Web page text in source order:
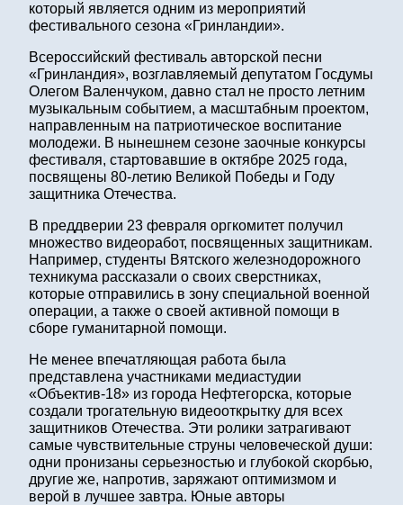
который является одним из мероприятий
фестивального сезона «Гринландии».
Всероссийский фестиваль авторской песни
«Гринландия», возглавляемый депутатом Госдумы
Олегом Валенчуком, давно стал не просто летним
музыкальным событием, а масштабным проектом,
направленным на патриотическое воспитание
молодежи. В нынешнем сезоне заочные конкурсы
фестиваля, стартовавшие в октябре 2025 года,
посвящены 80-летию Великой Победы и Году
защитника Отечества.
В преддверии 23 февраля оргкомитет получил
множество видеоработ, посвященных защитникам.
Например, студенты Вятского железнодорожного
техникума рассказали о своих сверстниках,
которые отправились в зону специальной военной
операции, а также о своей активной помощи в
сборе гуманитарной помощи.
Не менее впечатляющая работа была
представлена участниками медиастудии
«Объектив-18» из города Нефтегорска, которые
создали трогательную видеооткрытку для всех
защитников Отечества. Эти ролики затрагивают
самые чувствительные струны человеческой души:
одни пронизаны серьезностью и глубокой скорбью,
другие же, напротив, заряжают оптимизмом и
верой в лучшее завтра. Юные авторы